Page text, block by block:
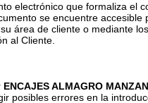
electrónico que formaliza el
se encuentre accesible
área de cliente o mediante
al Cliente.
ENCAJES ALMAGRO
posibles errores en la